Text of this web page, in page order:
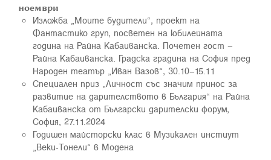
ноември
Изложба „Моите будители“, проект на
Фантастико груп, посветен на юбилейната
година на Райна Кабаиванска. Почетен гост –
Райна Кабаиванска. Градска градина на София пред
Народен театър „Иван Вазов“, 30.10–15.11
Специален приз „Личност със значим принос за
развитие на дарителството в България“ на Райна
Кабаиванска от Български дарителски форум,
София, 27.11.2024
Годишен майсторски клас в Музикален инстиут
„Веки-Тонели“ в Модена